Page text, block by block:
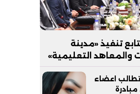
تنفيذ «مدينة
والمعاهد التعليمية»
تطالب اعضاء
مبادرة